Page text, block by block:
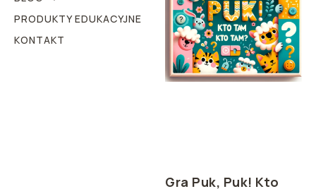
PRODUKTY EDUKACYJNE
KONTAKT
Gra Puk, Puk! Kto